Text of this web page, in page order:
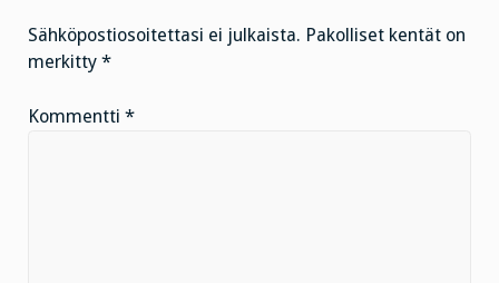
Sähköpostiosoitettasi ei julkaista. Pakolliset kentät on
merkitty *
Kommentti *